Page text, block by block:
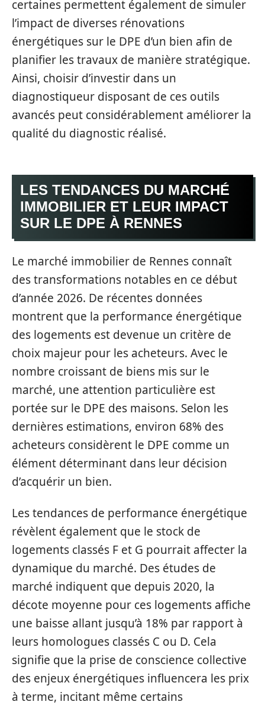
certaines permettent également de simuler
l’impact de diverses rénovations
énergétiques sur le DPE d’un bien afin de
planifier les travaux de manière stratégique.
Ainsi, choisir d’investir dans un
diagnostiqueur disposant de ces outils
avancés peut considérablement améliorer la
qualité du diagnostic réalisé.
LES TENDANCES DU MARCHÉ
IMMOBILIER ET LEUR IMPACT
SUR LE DPE À RENNES
Le marché immobilier de Rennes connaît
des transformations notables en ce début
d’année 2026. De récentes données
montrent que la performance énergétique
des logements est devenue un critère de
choix majeur pour les acheteurs. Avec le
nombre croissant de biens mis sur le
marché, une attention particulière est
portée sur le DPE des maisons. Selon les
dernières estimations, environ 68% des
acheteurs considèrent le DPE comme un
élément déterminant dans leur décision
d’acquérir un bien.
Les tendances de performance énergétique
révèlent également que le stock de
logements classés F et G pourrait affecter la
dynamique du marché. Des études de
marché indiquent que depuis 2020, la
décote moyenne pour ces logements affiche
une baisse allant jusqu’à 18% par rapport à
leurs homologues classés C ou D. Cela
signifie que la prise de conscience collective
des enjeux énergétiques influencera les prix
à terme, incitant même certains